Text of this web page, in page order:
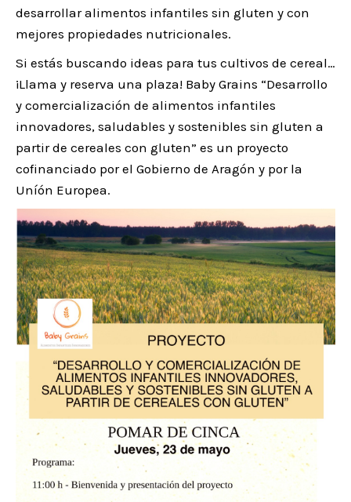
desarrollar alimentos infantiles sin gluten y con
mejores propiedades nutricionales.
Si estás buscando ideas para tus cultivos de cereal…
¡Llama y reserva una plaza! Baby Grains “Desarrollo
y comercialización de alimentos infantiles
innovadores, saludables y sostenibles sin gluten a
partir de cereales con gluten” es un proyecto
cofinanciado por el Gobierno de Aragón y por la
Uníón Europea.